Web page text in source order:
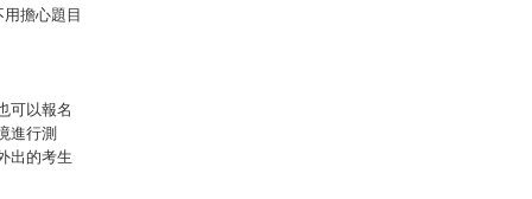
擔心題目
可以報名
進行測
出的考生